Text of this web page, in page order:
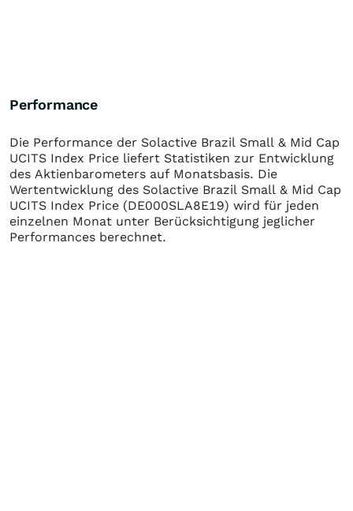
Performance
Die Performance der Solactive Brazil Small & Mid Cap
UCITS Index Price liefert Statistiken zur Entwicklung
des Aktienbarometers auf Monatsbasis. Die
Wertentwicklung des Solactive Brazil Small & Mid Cap
UCITS Index Price (DE000SLA8E19) wird für jeden
einzelnen Monat unter Berücksichtigung jeglicher
Performances berechnet.